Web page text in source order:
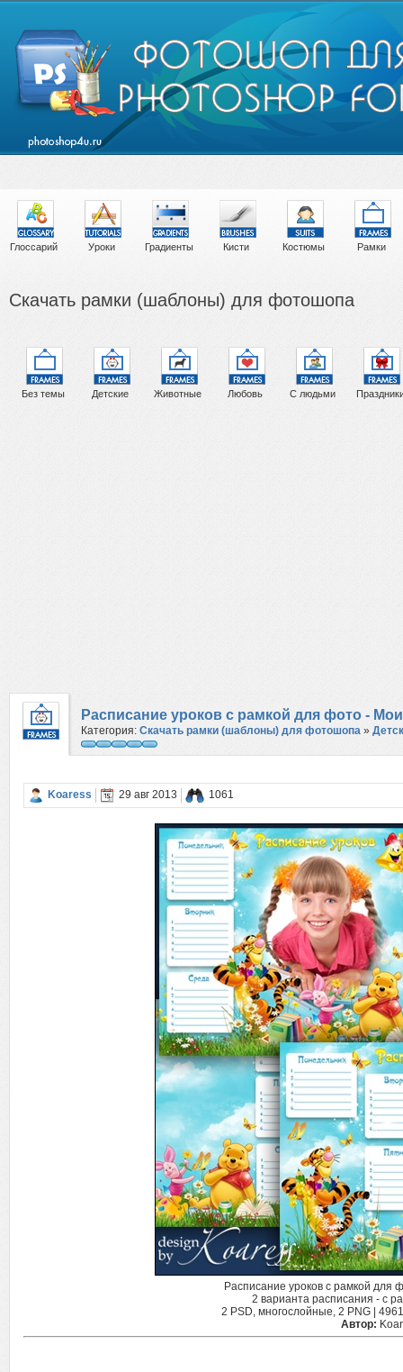
Глоссарий Уроки Градиенты Кисти Костюмы Рамки
Скачать рамки (шаблоны) для фотошопа
Без темы Детские Животные Любовь С людьми
Расписание уроков c рамкой для фото -
Категория: Скачать рамки (шаблоны) для фотошопа »
Koaress 29 авг 2013 1061
Расписание уроков c рамкой для
2 варианта расписания - с
2 PSD, многослойные, 2 PNG |
Автор: